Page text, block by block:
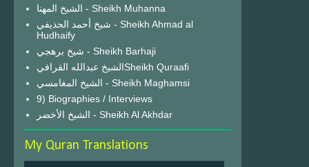
الشيخ المهنا - Sheikh Muhanna
شيخ أحمد الحذيفي - Sheikh Ahmad al
Hudhaify
شيخ برهجي - Sheikh Barhaji
الشيخ عبدالله القرافيSheikh Quraafi
الشيخ المغامسي - Sheikh Maghamsi
9) Biographies / Interviews
الشيخ الأخضر - Sheikh Al Akhdar
My Quran Translations